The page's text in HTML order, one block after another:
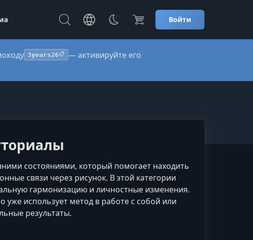
Войти
3years26📋 — активируйте его
состояниями, который помогает находить
связи через рисунок. В этой категории
гармонизацию и личностные изменения.
уже использует метод в работе с собой или
результаты.